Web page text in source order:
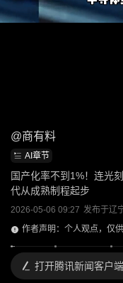
@商有料
AI章节
国产化率不到1%！连光
代从成熟制程起步
2026-05-06 09:27 发布于辽
作者声明：个人观点，仅
打开腾讯新闻客户